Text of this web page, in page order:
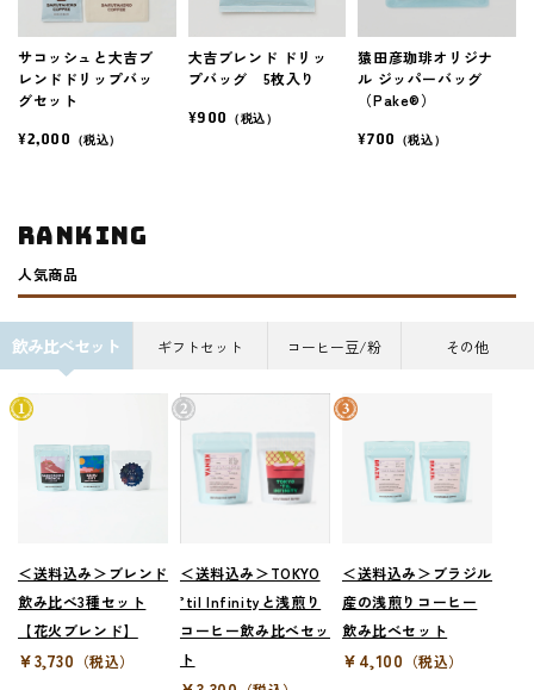
サコッシュと大吉ブ
レンドドリップバッ
グセット
¥2,000 （税込）
大吉ブレンド ドリッ
プバッグ 5枚入り
¥900 （税込）
猿田彦珈琲オリジナ
ル ジッパーバッグ
（Pake®）
¥700 （税込）
ranking
人気商品
飲み比べセット ギフトセット コーヒー豆/粉 その他
＜送料込み＞ブレンド
飲み比べ3種セット
【花火ブレンド】
¥3,730 （税込）
＜送料込み＞TOKYO
’til Infinityと浅煎り
コーヒー飲み比べセッ
ト
＜送料込み＞ブラジル
産の浅煎りコーヒー
飲み比べセット
¥4,100 （税込）